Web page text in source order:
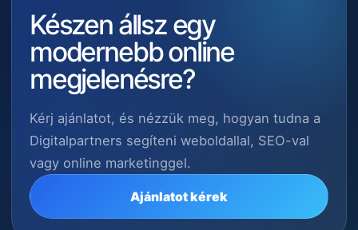
Készen állsz egy
modernebb online
megjelenésre?
Kérj ajánlatot, és nézzük meg, hogyan tudna a
Digitalpartners segíteni weboldallal, SEO-val
vagy online marketinggel.
Ajánlatot kérek